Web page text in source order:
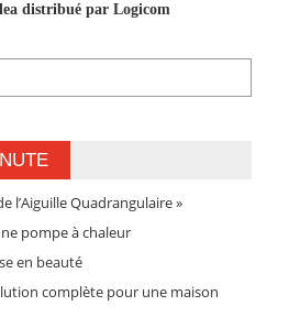
distribué par Logicom
l’Aiguille Quadrangulaire »
pompe à chaleur
en beauté
complète pour une maison